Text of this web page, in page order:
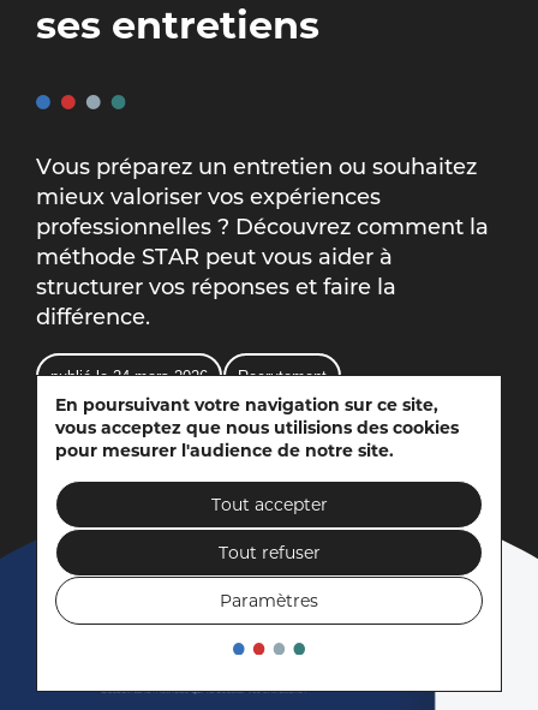
ses entretiens
Vous préparez un entretien ou souhaitez
mieux valoriser vos expériences
professionnelles ? Découvrez comment la
méthode STAR peut vous aider à
structurer vos réponses et faire la
différence.
publié le 24 mars 2026 Recrutement
← Retour aux actualités
En poursuivant votre navigation sur ce site,
vous acceptez que nous utilisions des cookies
pour mesurer l'audience de notre site.
Tout accepter
Tout refuser
Paramètres